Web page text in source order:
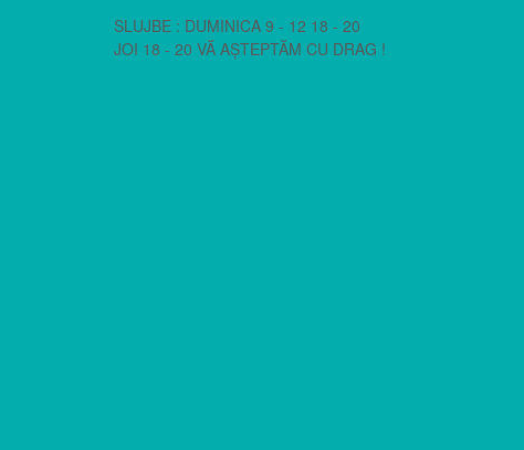
SLUJBE : DUMINICA 9 - 12 18 - 20
JOI 18 - 20 VĂ AȘTEPTĂM CU DRAG !